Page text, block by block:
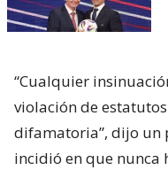
“Cualquier
violación de
difamatoria”, dijo un
incidió en que nunca